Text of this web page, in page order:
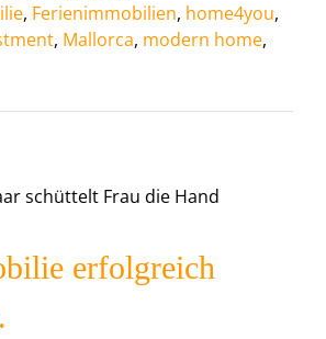
, Ferienimmobilien, home4you,
, Mallorca, modern home,
erfolgreich